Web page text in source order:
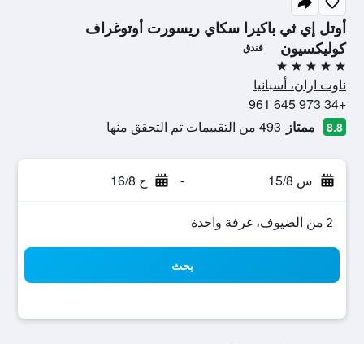
أوتل إي ثي باكيرا سكاي ريسورت أوتوغراف
كوليكسيون
فندق
5 نجوم
ناوت اران، أسبانيا
+34 973 645 961
8.8 ممتاز 493 من التقييمات تم التحقق منها
س 15/8 - ح 16/8
2 من الضيوف، غرفة واحدة
بحث